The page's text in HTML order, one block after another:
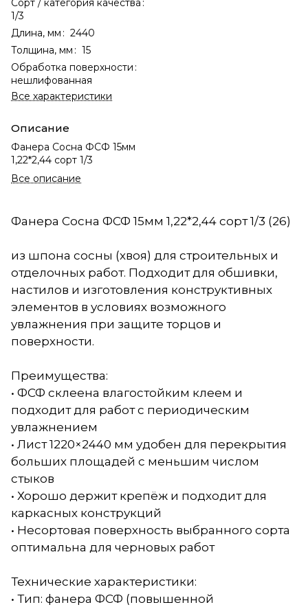
1/3
Длина, мм : 2440
Толщина, мм : 15
Обработка поверхности :
нешлифованная
Все характеристики
Описание
Фанера Сосна ФСФ 15мм
1,22*2,44 сорт 1/3
Все описание
Фанера Сосна ФСФ 15мм 1,22*2,44 сорт 1/3 (26)
из шпона сосны (хвоя) для строительных и
отделочных работ. Подходит для обшивки,
настилов и изготовления конструктивных
элементов в условиях возможного
увлажнения при защите торцов и
поверхности.
Преимущества:
• ФСФ склеена влагостойким клеем и
подходит для работ с периодическим
увлажнением
• Лист 1220×2440 мм удобен для перекрытия
больших площадей с меньшим числом
стыков
• Хорошо держит крепёж и подходит для
каркасных конструкций
• Несортовая поверхность выбранного сорта
оптимальна для черновых работ
Технические характеристики:
• Тип: фанера ФСФ (повышенной